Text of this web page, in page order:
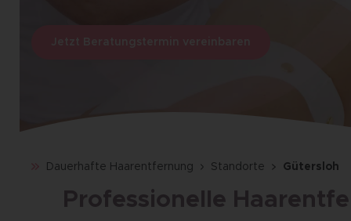
Dauerhafte Haarentfernung Standorte Gütersloh
Professionelle